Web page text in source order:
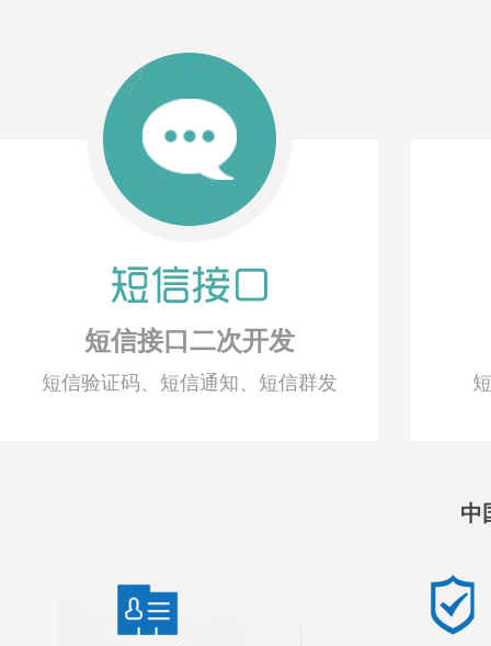
短信接口二次开发
短信验证码、短信通知、短信群发
中